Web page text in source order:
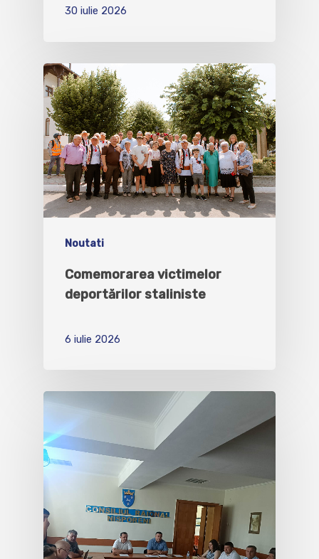
30 iulie 2026
Noutati
Comemorarea victimelor
deportărilor staliniste
6 iulie 2026